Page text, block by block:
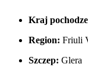
Kraj
Region: Friuli
Szczep: Glera